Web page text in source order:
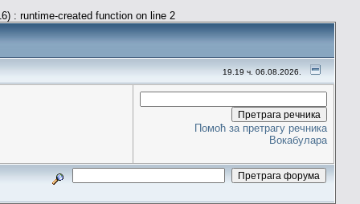
: runtime-created function on line 2
19.19 ч. 06.08.2026.
Помоћ за претрагу речника
Вокабулара